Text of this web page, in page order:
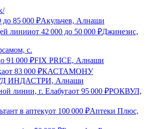
до 85 000 ₽Акульчев, Алнаши
линииот 42 000 до 50 000 ₽Джинезис,
с.
91 000 ₽FIX PRICE, Алнаши
от 83 000 ₽КАСТАМОНУ
ИНДАСТРИ, Алнаши
линии, г. Елабугаот 95 000 ₽РОКВУЛ,
в аптекуот 100 000 ₽Аптеки Плюс,